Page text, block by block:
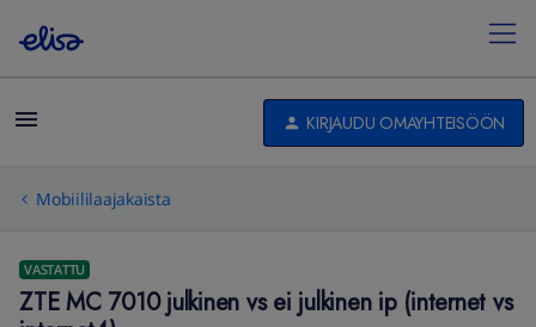
KIRJAUDU OMAYHTEISÖÖN
Mobiililaajakaista
VASTATTU
ZTE MC 7010 julkinen vs ei julkinen ip (internet vs